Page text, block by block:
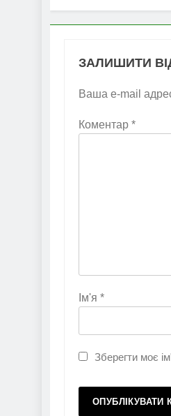
ЗАЛИШИТИ
Ваша e-mail
Коментар *
Ім'я *
Зберегти моє